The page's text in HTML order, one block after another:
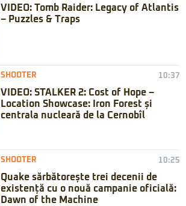
VIDEO: Tomb Raider: Legacy of Atlantis
– Puzzles & Traps
SHOOTER 10:37
VIDEO: STALKER 2: Cost of Hope –
Location Showcase: Iron Forest și
centrala nucleară de la Cernobîl
SHOOTER 10:25
Quake sărbătorește trei decenii de
existență cu o nouă campanie oficială:
Dawn of the Machine